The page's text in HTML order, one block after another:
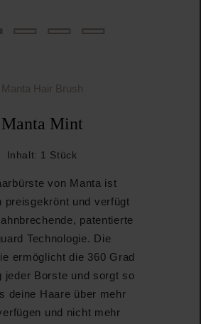
Manta Hair Brush
Manta Mint
Inhalt: 1 Stück
von Manta ist
preisgekrönt und verfügt
patentierte
Technologie. Die
ermöglicht die 360 Grad
jeder Borste und sorgt so
deine Haare über mehr
und nicht mehr